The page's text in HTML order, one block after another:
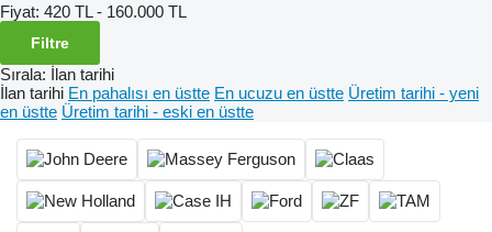
Fiyat: 420 TL - 160.000 TL
Filtre
Sırala: İlan tarihi
İlan tarihi En pahalısı en üstte En ucuzu en üstte Üretim tarihi - yeni
en üstte Üretim tarihi - eski en üstte